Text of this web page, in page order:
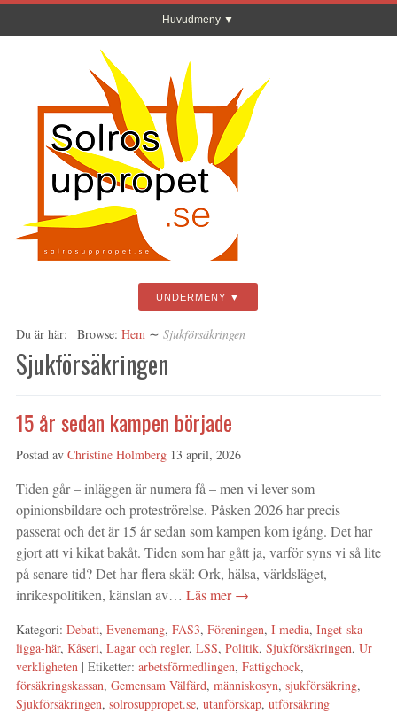
Huvudmeny
UNDERMENY
Du är här: Browse: Hem ∼ Sjukförsäkringen
Sjukförsäkringen
15 år sedan kampen började
Postad av Christine Holmberg 13 april, 2026
Tiden går – inläggen är numera få – men vi lever som
opinionsbildare och proteströrelse. Påsken 2026 har precis
passerat och det är 15 år sedan som kampen kom igång. Det har
gjort att vi kikat bakåt. Tiden som har gått ja, varför syns vi så lite
på senare tid? Det har flera skäl: Ork, hälsa, världsläget,
inrikespolitiken, känslan av… Läs mer →
Kategori: Debatt, Evenemang, FAS3, Föreningen, I media, Inget-ska-
ligga-här, Kåseri, Lagar och regler, LSS, Politik, Sjukförsäkringen, Ur
verkligheten | Etiketter: arbetsförmedlingen, Fattigchock,
försäkringskassan, Gemensam Välfärd, människosyn, sjukförsäkring,
Sjukförsäkringen, solrosuppropet.se, utanförskap, utförsäkring